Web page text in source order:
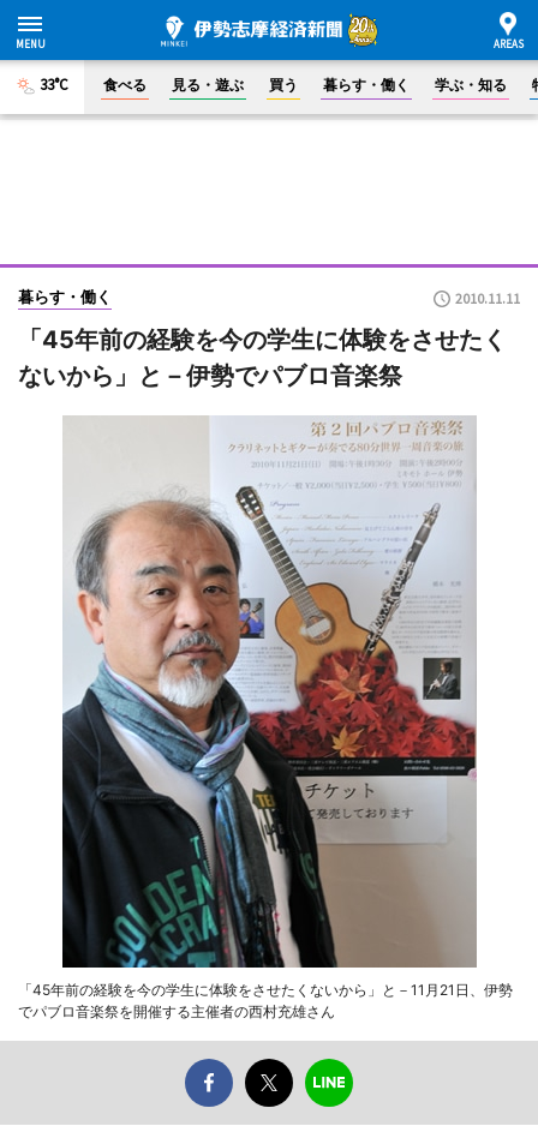
33°C 食べる 見る・遊ぶ 買う 暮らす・働く 学ぶ・知る
暮らす・働く 2010.11.11
「45年前の経験を今の学生に体験をさせたく
ないから」と－伊勢でパブロ音楽祭
「45年前の経験を今の学生に体験をさせたくないから」と－11月21日、伊勢
でパブロ音楽祭を開催する主催者の西村充雄さん